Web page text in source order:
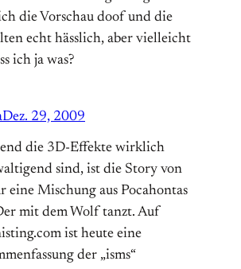
die Vorschau doof und die
echt hässlich, aber vielleicht
ich ja was?
Dez. 29, 2009
die 3D-Effekte wirklich
sind, ist die Story von
eine Mischung aus Pocahontas
mit dem Wolf tanzt. Auf
ist heute eine
der „isms“